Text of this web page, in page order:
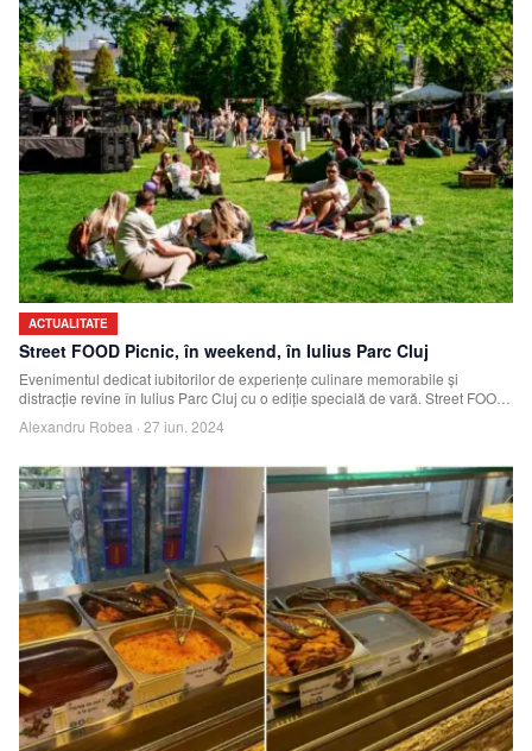
Contact
ACTUALITATE
Street FOOD Picnic, în weekend, în Iulius Parc Cluj
Evenimentul dedicat iubitorilor de experiențe culinare memorabile și
distracție revine în Iulius Parc Cluj cu o ediție specială de vară. Street FOOD
Alexandru Robea · 27 iun. 2024